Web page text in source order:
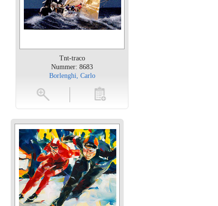
Tnt-traco
Nummer: 8683
Borlenghi, Carlo
toevoegen